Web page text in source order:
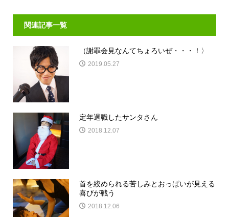
関連記事一覧
（謝罪会見なんてちょろいぜ・・・！〉
2019.05.27
定年退職したサンタさん
2018.12.07
首を絞められる苦しみとおっぱいが見える
喜びが戦う
2018.12.06